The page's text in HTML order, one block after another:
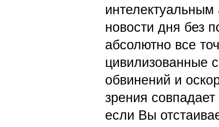
новости дня без
абсолютно все
цивилизованные
обвинений и
зрения
если Вы